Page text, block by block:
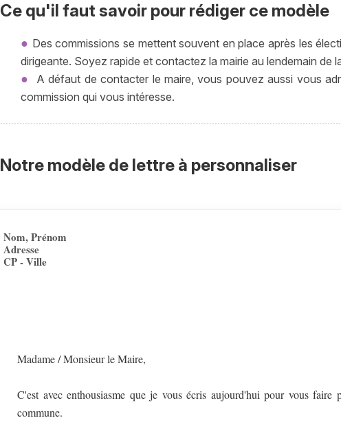
Ce qu'il faut savoir pour rédiger ce modèle
Des commissions se mettent souvent en place après les
dirigeante. Soyez rapide et contactez la mairie au lendemain de
A défaut de contacter le maire, vous pouvez aussi vous
commission qui vous intéresse.
Notre modèle de lettre à personnaliser
Nom, Prénom
Adresse
CP - Ville
Madame / Monsieur le Maire,
C'est avec enthousiasme que je vous écris aujourd'hui pour vous
commune.